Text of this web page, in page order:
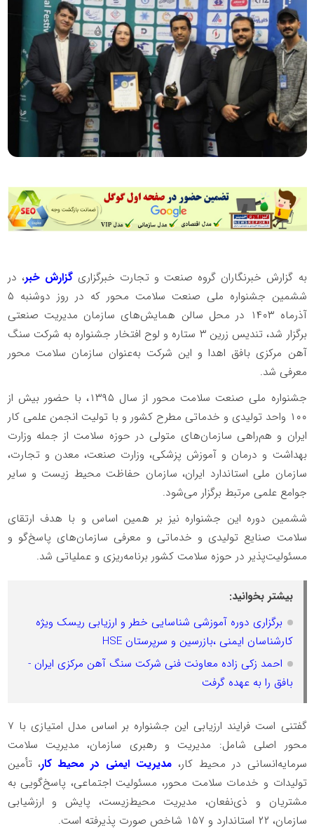
به گزارش خبرنگاران گروه صنعت و تجارت خبرگزاریگزارش خبر، در
ششمین جشنواره ملی صنعت سلامت محور که در روز دو‌شنبه ۵
آذرماه ۱۴۰۳ در محل سالن همایش‌های سازمان مدیریت صنعتی
برگزار شد، تندیس زرین ۳ ستاره و لوح افتخار جشنواره به شرکت سنگ
آهن مرکزی بافق اهدا و این شرکت به‌عنوان سازمان سلامت محور
معرفی شد.
جشنواره ملی صنعت سلامت محور از سال ۱۳۹۵، با حضور بیش از
۱۰۰ واحد تولیدی و خدماتی مطرح کشور و با تولیت انجمن علمی کار
ایران و هم‌راهی سازمان‌های متولی در حوزه سلامت از جمله وزارت
بهداشت و درمان و آموزش پزشکی، وزارت صنعت، معدن و تجارت،
سازمان ملی استاندارد ایران، سازمان حفاظت محیط زیست و سایر
جوامع علمی مرتبط برگزار می‌شود.
ششمین دوره این جشنواره نیز بر همین اساس و با هدف ارتقای
سلامت صنایع تولیدی و خدماتی و معرفی ساز‌مان‌های پاسخ‌گو و
مسئولیت‌پذیر در حوزه سلامت کشور برنامه‌ریزی و عملیاتی شد.
بیشتر بخوانید:
برگزاری دوره آموزشی شناسایی خطر و ارزیابی ریسک ویژه
کارشناسان ایمنی ،بازرسین و سرپرستان HSE
احمد زکی زاده معاونت فنی شرکت سنگ آهن مرکزی ایران -
بافق را به عهده گرفت
گفتنی است فرایند ارزیابی این جشنواره بر اساس مدل امتیازی با ۷
محور اصلی شامل: مدیریت و رهبری سازمان، مدیریت سلامت
سرمایه‌انسانی در محیط ‌کار،مدیریت ایمنی در محیط کار، تأمین
تولیدات و خدمات سلامت محور، مسئولیت اجتماعی، پاسخ‌گویی به
مشتریان و ذی‌نفعان، مدیریت محیط‌زیست، پایش و ارزشیابی
سازمان، ۲۲ استاندارد و ۱۵۷ شاخص صورت پذیرفته است.